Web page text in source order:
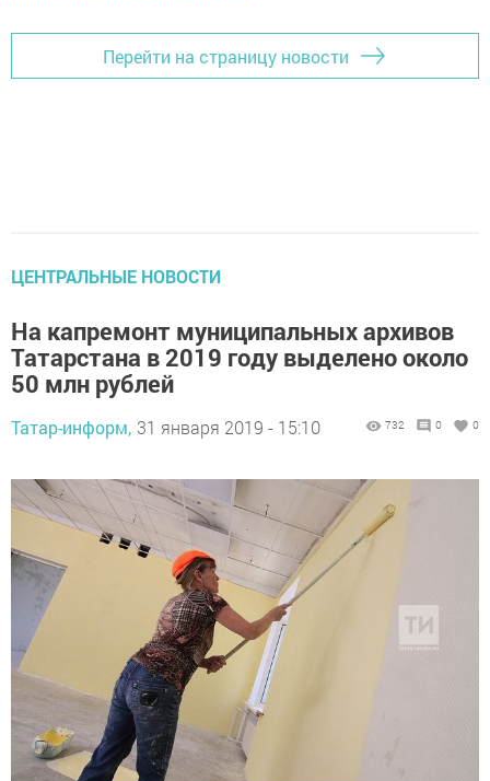
Перейти на страницу новости
ЦЕНТРАЛЬНЫЕ НОВОСТИ
На капремонт муниципальных архивов
Татарстана в 2019 году выделено около
50 млн рублей
Татар-информ, 31 января 2019 - 15:10 732 0 0